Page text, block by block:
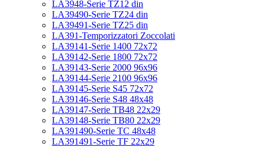
LA3948-Serie TZ12 din
LA39490-Serie TZ24 din
LA39491-Serie TZ25 din
LA391-Temporizzatori Zoccolati
LA39141-Serie 1400 72x72
LA39142-Serie 1800 72x72
LA39143-Serie 2000 96x96
LA39144-Serie 2100 96x96
LA39145-Serie S45 72x72
LA39146-Serie S48 48x48
LA39147-Serie TB48 22x29
LA39148-Serie TB80 22x29
LA391490-Serie TC 48x48
LA391491-Serie TF 22x29